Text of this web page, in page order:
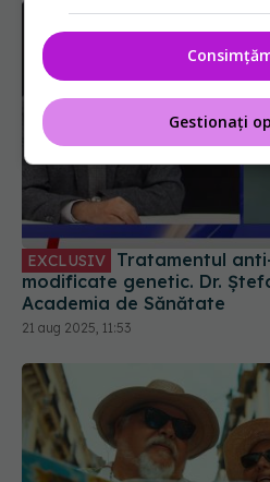
EXCLUSIV
modificate genetic. Dr.
Academia de Sănătate
21 aug 2025, 11:53
Gestionați